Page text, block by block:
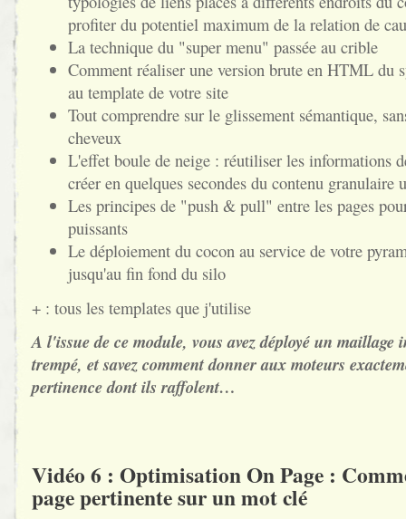
profiter du potentiel maximum de la relation de
La technique du "super menu" passée au crible
Comment réaliser une version brute en HTML du
au template de votre site
Tout comprendre sur le glissement sémantique,
cheveux
L'effet boule de neige : réutiliser les informations
créer en quelques secondes du contenu granulaire
Les principes de "push & pull" entre les pages
puissants
Le déploiement du cocon au service de votre
jusqu'au fin fond du silo
+ : tous les templates que j'utilise
A l'issue de ce module, vous avez déployé un maillage
trempé, et savez comment donner aux moteurs
pertinence dont ils raffolent…
Vidéo 6 : Optimisation On Page :
page pertinente sur un mot clé